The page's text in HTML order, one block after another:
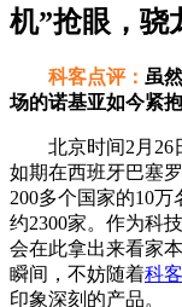
机”抢眼，骁
科客点评： 虽
场的诺基亚如今紧
北京时间2月26日
如期在西班牙巴塞
200多个国家的10
约2300家。作为科
会在此拿出来看家
瞬间，不妨随着科客
印象深刻的产品。